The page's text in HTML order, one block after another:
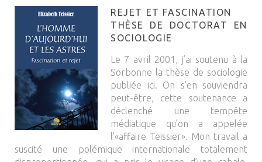
REJET ET FASCINATION
THÈSE DE DOCTORAT EN
SOCIOLOGIE
Le 7 avril 2001, j’ai soutenu à la
Sorbonne la thèse de sociologie
publiée ici. On s’en souviendra
peut-être, cette soutenance a
déclenché une tempête
médiatique qu’on a appelée
l’«affaire Teissier». Mon travail a
suscité une polémique internationale totalement